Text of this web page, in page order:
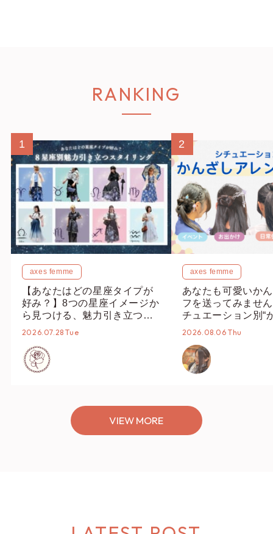
RANKING
1
axes femme
【あなたはどの星座タイプが
好み？】8つの星座イメージか
ら見つける、魅力引き立つス
タイリング♡
2026.07.28 Tue
2
axes femme
あなたも可愛いか
フを送ってみませ
チュエーション別“
オススメ【ショッ
2026.08.06 Thu
VIEW MORE